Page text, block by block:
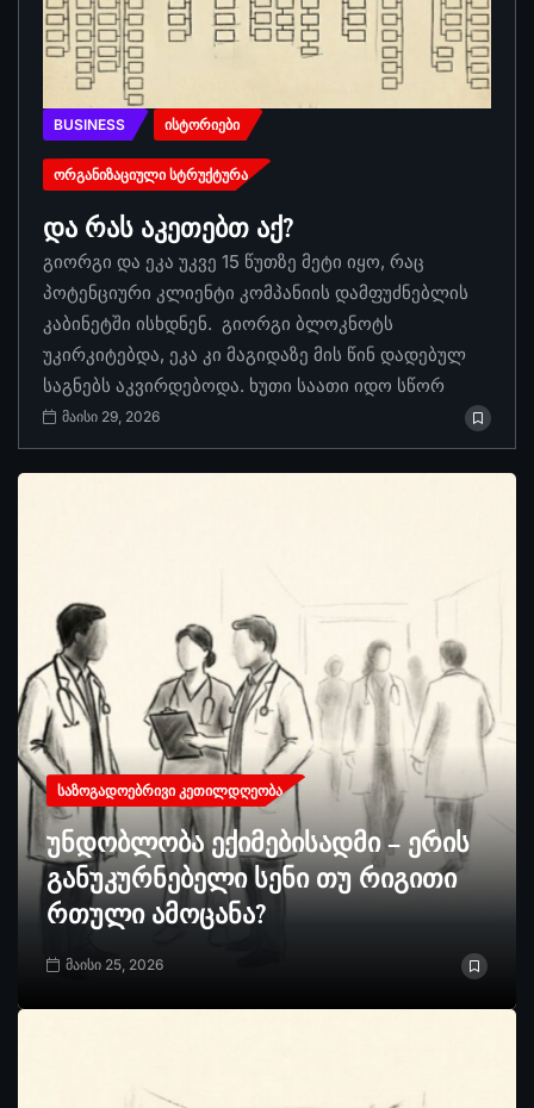
BUSINESS ᲘᲡᲢᲝᲠᲘᲔᲑᲘ
ᲝᲠᲒᲐᲜᲘᲖᲐᲪᲘᲣᲚᲘ ᲡᲢᲠᲣᲥᲢᲣᲠᲐ
და რას აკეთებთ აქ?
გიორგი და ეკა უკვე 15 წუთზე მეტი იყო, რაც
პოტენციური კლიენტი კომპანიის დამფუძნებლის
კაბინეტში ისხდნენ. გიორგი ბლოკნოტს
უკირკიტებდა, ეკა კი მაგიდაზე მის წინ დადებულ
საგნებს აკვირდებოდა. ხუთი საათი იდო სწორ
მაისი 29, 2026
ᲡᲐᲖᲝᲒᲐᲓᲝᲔᲑᲠᲘᲕᲘ ᲙᲔᲗᲘᲚᲓᲦᲔᲝᲑᲐ
უნდობლობა ექიმებისადმი – ერის
განუკურნებელი სენი თუ რიგითი
რთული ამოცანა?
მაისი 25, 2026